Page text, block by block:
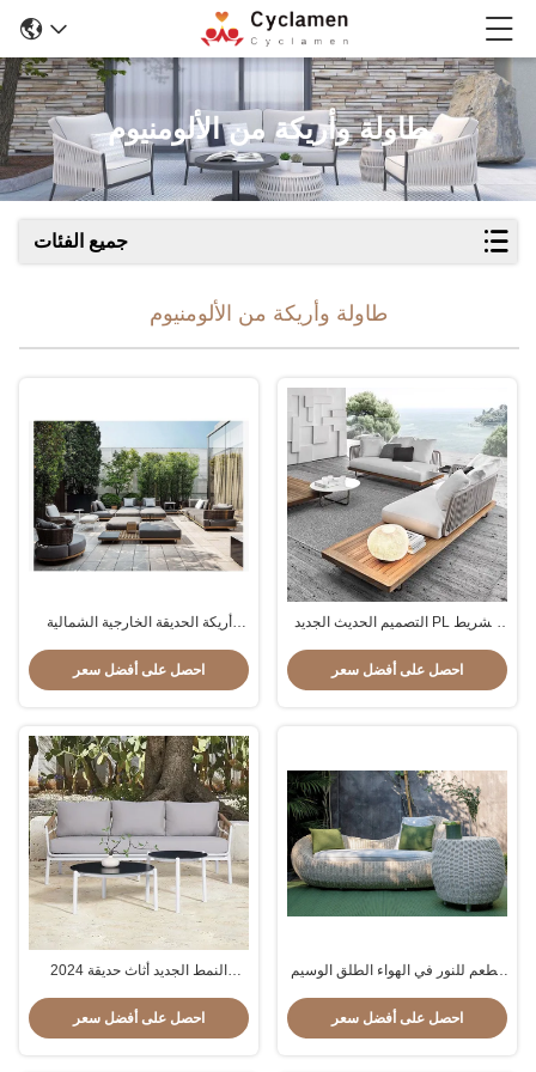
طاولة وأريكة من الألومنيوم
جميع الفئات
طاولة وأريكة من الألومنيوم
أريكة الحديقة الخارجية الشمالية
الروتان الفاخرة
احصل على أفضل سعر
التصميم الحديث الجديد PL الشريط
أريكة وطاولة مجموعة
احصل على أفضل سعر
2024 النمط الجديد أثاث حديقة
الألومنيوم الأريكة للطعام
احصل على أفضل سعر
مطعم للنور في الهواء الطلق الوسيم
فناء الأثاث المعدني المقاوم للماء
احصل على أفضل سعر